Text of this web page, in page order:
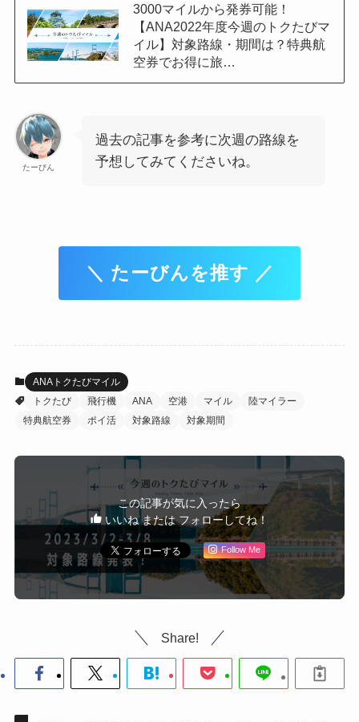
3000マイルから発券可能！
【ANA2022年度今週のトクたびマ
イル】対象路線・期間は？特典航
空券でお得に旅…
たーびん
過去の記事を参考に次週の路線を
予想してみてくださいね。
＼ たーびんを推す ／
ANAトクたびマイル
トクたび
飛行機 ANA 空港 マイル
陸マイラー
特典航空券
ポイ活 対象路線 対象期間
この記事が気に入ったら
いいね または フォローしてね！
Follow Me
Share!